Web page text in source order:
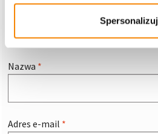
Spersonalizuj
Nazwa *
Adres e-mail *